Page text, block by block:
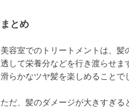
まとめ
美容室でのトリートメントは、
透して栄養分などを行き渡らせま
滑らかなツヤ髪を楽しめることで
ただ、髪のダメージが大きすぎる